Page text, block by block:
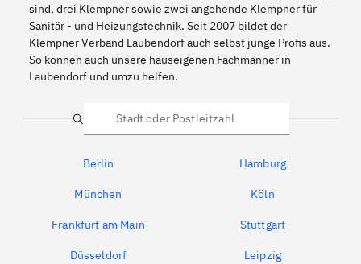
sind, drei Klempner sowie zwei angehende Klempner für
Sanitär - und Heizungstechnik. Seit 2007 bildet der
Klempner Verband Laubendorf auch selbst junge Profis aus.
So können auch unsere hauseigenen Fachmänner in
Laubendorf und umzu helfen.
Suche
Berlin Hamburg
München Köln
Frankfurt am Main Stuttgart
Düsseldorf Leipzig